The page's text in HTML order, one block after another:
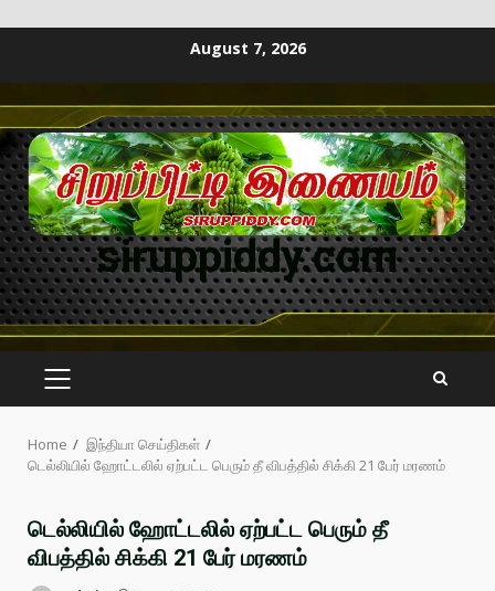
August 7, 2026
siruppiddy.com
Home
இந்தியா செய்திகள்
டெல்லியில் ஹோட்டலில் ஏற்பட்ட பெரும் தீ விபத்தில் சிக்கி 21 பேர் மரணம்
டெல்லியில் ஹோட்டலில் ஏற்பட்ட பெரும் தீ
விபத்தில் சிக்கி 21 பேர் மரணம்